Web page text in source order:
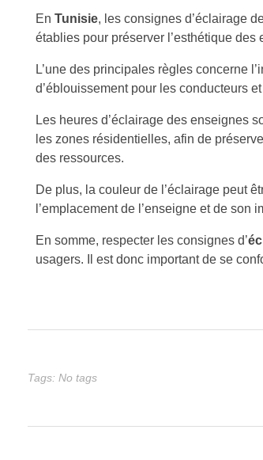
En Tunisie, les consignes d’éclairage
établies pour préserver l’esthétique
L’une des principales règles concerne
d’éblouissement pour les conducteurs
Les heures d’éclairage des enseignes
les zones résidentielles, afin de
des ressources.
De plus, la couleur de l’éclairage peut
l’emplacement de l’enseigne et de
En somme, respecter les consignes d’
usagers. Il est donc important de se
Tags: No tags